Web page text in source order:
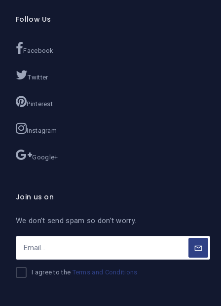
Follow Us
Facebook
Twitter
Pinterest
Instagram
Google+
Join us on
We don’t send spam so don’t worry.
I agree to the Terms and Conditions